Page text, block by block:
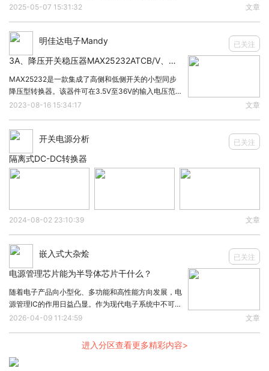
行权衡和选择。
本文凡亿教育原创文章，转载请注明来源！
义在于：提高弱信号的驱动能力。实现信号处理与功率
说，三极管是一个高效的能量控制器，放大的不仅仅是
电流，而是能量在电路中的传递效率与使用范围。三极
管是一种由两个
2025-05-07 15:31:32 文章
明佳达电子Mandy 已关注
3A、降压开关稳压器MAX25232ATCB/V、MAX25232ATCG/V非常适合汽车应用
MAX25232是一款集成了高侧和低侧开关的小型同步
降压型转换器。该器件可在3.5V至36V的输入电压范
围内提供高达3A的电流，而在无负载时静态电流消耗
件在FPWM模式下提供±2%的输
2023-08-16 15:34:17 文章
开关电源分析 已关注
隔离式DC-DC转换器
2024-08-02 23:10:39 文章
嵌入式大杂烩 已关注
电源管理芯片能为半导体芯片干什么？
随着电子产品向小型化、多功能和高性能方向发展，电
源管理IC的作用日益凸显。作为现代电子系统中不可或
缺的核心器件，电源管理IC承担着为系统提供稳定、高
IC是一种专门集成多种电源管理功能的芯片，
2026-04-09 11:24:59 文章
进入分区查看更多精彩内容>